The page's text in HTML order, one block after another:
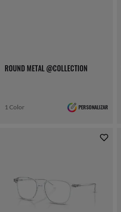
ROUND METAL @COLLECTION
1 Color PERSONALIZAR